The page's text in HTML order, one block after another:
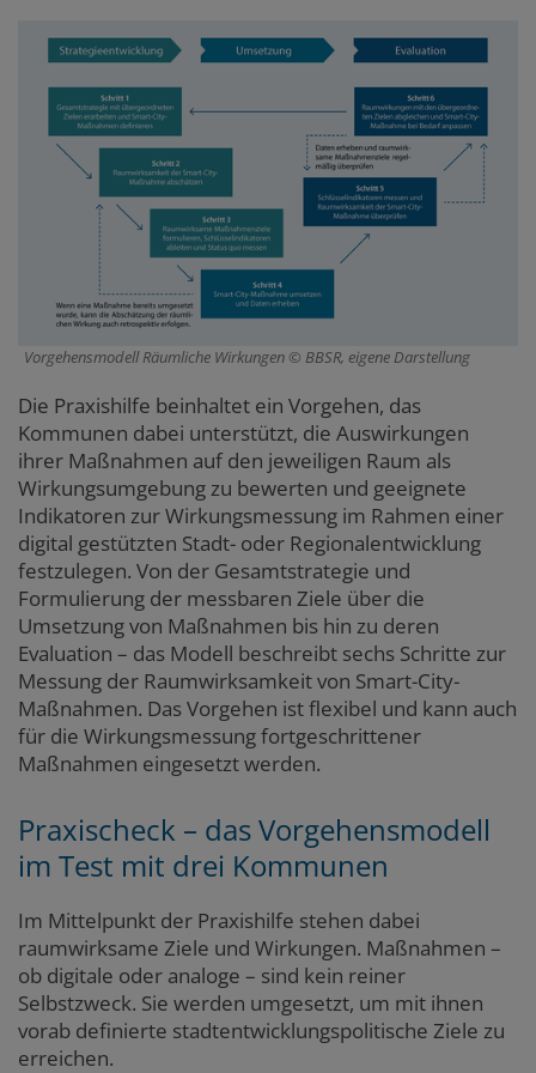
Vorgehensmodell Räumliche Wirkungen BBSR, eigene Darstellung
Die Praxishilfe beinhaltet ein Vorgehen, das
Kommunen dabei unterstützt, die Auswirkungen
ihrer Maßnahmen auf den jeweiligen Raum als
Wirkungsumgebung zu bewerten und geeignete
Indikatoren zur Wirkungsmessung im Rahmen einer
digital gestützten Stadt- oder Regionalentwicklung
festzulegen. Von der Gesamtstrategie und
Formulierung der messbaren Ziele über die
Umsetzung von Maßnahmen bis hin zu deren
Evaluation – das Modell beschreibt sechs Schritte zur
Messung der Raumwirksamkeit von Smart-City-
Maßnahmen. Das Vorgehen ist flexibel und kann auch
für die Wirkungsmessung fortgeschrittener
Maßnahmen eingesetzt werden.
Praxischeck – das Vorgehensmodell
im Test mit drei Kommunen
Im Mittelpunkt der Praxishilfe stehen dabei
raumwirksame Ziele und Wirkungen. Maßnahmen –
ob digitale oder analoge – sind kein reiner
Selbstzweck. Sie werden umgesetzt, um mit ihnen
vorab definierte stadtentwicklungspolitische Ziele zu
erreichen.